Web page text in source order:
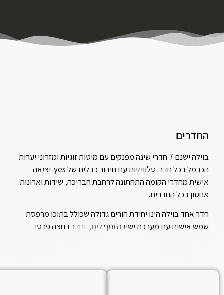
החדרים
בוילה ישנם 7 חדרי שינה מפנקים עם מיטות זוגיות ומזרוני יערות
הכרמל בכל חדר. טלוויזיות עם חיבור כבלים של yes. יציאה
אישית מחדרי הקומה התחתונה לרחבת הבריכה, שידות וארונות
אחסון בכל החדרים.
חדר אחד בוילה הינו יחידת הורים גדולה שכולל בתוכו מרפסת
שמש אישית עם מערכת ישיבה ונוף לים, וחדר רחצה פרטי.